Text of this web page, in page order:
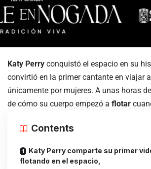
Katy Perry conquistó el espacio en su
convirtió en la primer cantante en viajar
únicamente por mujeres. A unas horas
de cómo su cuerpo empezó a flotar
Contents
Katy Perry comparte su primer
flotando en el espacio,